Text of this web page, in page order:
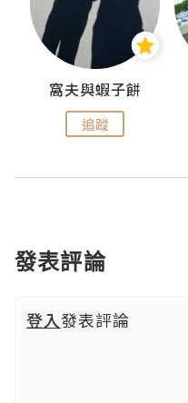
窩夫與蝦子餅
追蹤
發表評論
登入發表評論